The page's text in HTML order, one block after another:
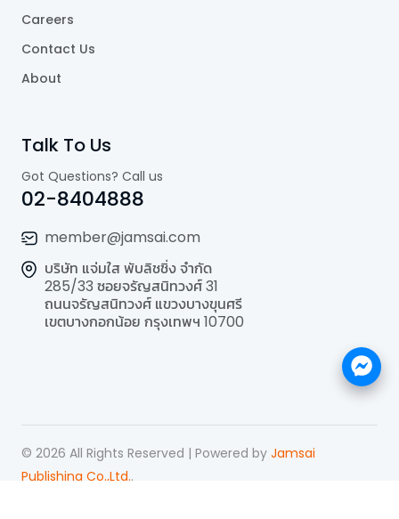
Careers
Contact Us
About
Talk To Us
Got Questions? Call us
02-8404888
member@jamsai.com
บริษัท แจ่มใส พับลิชชิ่ง จำกัด
285/33 ซอยจรัญสนิทวงศ์ 31
ถนนจรัญสนิทวงศ์ แขวงบางขุนศรี
เขตบางกอกน้อย กรุงเทพฯ 10700
© 2026 All Rights Reserved | Powered by Jamsai
Publishing Co.,Ltd..